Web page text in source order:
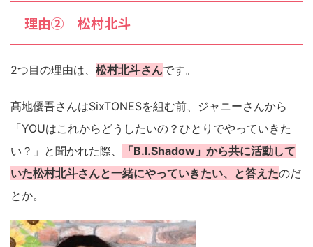
理由② 松村北斗
2つ目の理由は、 松村北斗さんです。
髙地優吾さんはSixTONESを組む前、ジャニーさんから
「YOUはこれからどうしたいの？ひとりでやっていきた
い？」と聞かれた際、
「B.I.Shadow」から共に活動して
いた松村北斗さんと一緒にやっていきたい、と答えたのだ
とか。